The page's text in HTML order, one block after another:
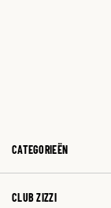
CATEGORIEËN
CLUB ZIZZI